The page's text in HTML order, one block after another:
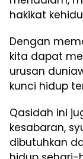
hakikat
Dengan
kita dapat
urusan
kunci hidup
Qasidah ini
kesabaran,
dibutuhkan